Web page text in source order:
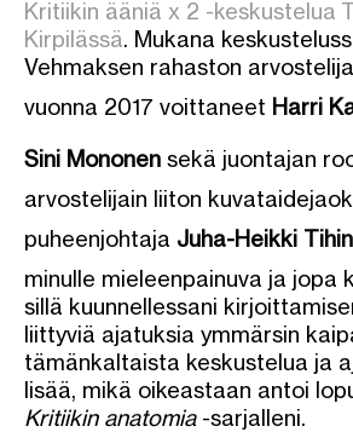
Kritiikin ääniä x 2 -keskustelua
Kirpilässä. Mukana
Vehmaksen rahaston
vuonna 2017 voittaneet Harri
Sini Mononen sekä juontajan
arvostelijain liiton
puheenjohtaja Juha-Heikki
minulle mieleenpainuva ja jopa
sillä kuunnellessani
liittyviä ajatuksia ymmärsin
tämänkaltaista keskustelua ja
lisää, mikä oikeastaan antoi
Kritiikin anatomia-sarjalleni.